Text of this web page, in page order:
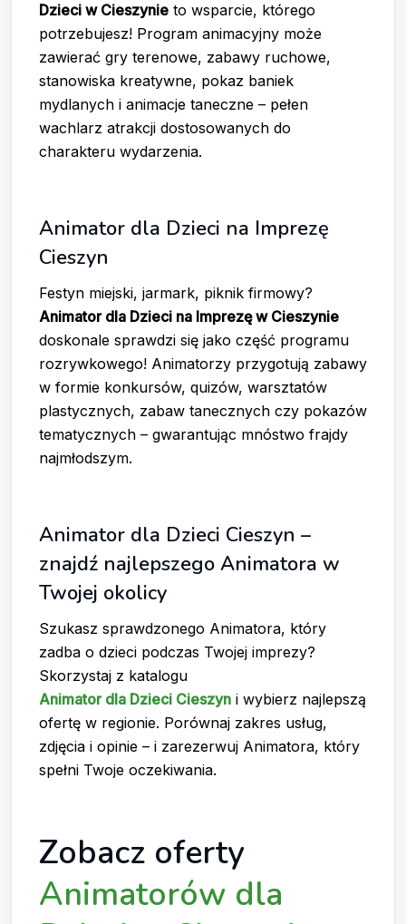
Dzieci w Cieszynie to wsparcie, którego
potrzebujesz! Program animacyjny może
zawierać gry terenowe, zabawy ruchowe,
stanowiska kreatywne, pokaz baniek
mydlanych i animacje taneczne – pełen
wachlarz atrakcji dostosowanych do
charakteru wydarzenia.
Animator dla Dzieci na Imprezę
Cieszyn
Festyn miejski, jarmark, piknik firmowy?
Animator dla Dzieci na Imprezę w Cieszynie
doskonale sprawdzi się jako część programu
rozrywkowego! Animatorzy przygotują zabawy
w formie konkursów, quizów, warsztatów
plastycznych, zabaw tanecznych czy pokazów
tematycznych – gwarantując mnóstwo frajdy
najmłodszym.
Animator dla Dzieci Cieszyn –
znajdź najlepszego Animatora w
Twojej okolicy
Szukasz sprawdzonego Animatora, który
zadba o dzieci podczas Twojej imprezy?
Skorzystaj z katalogu
Animator dla Dzieci Cieszyn i wybierz najlepszą
ofertę w regionie. Porównaj zakres usług,
zdjęcia i opinie – i zarezerwuj Animatora, który
spełni Twoje oczekiwania.
Zobacz oferty
Animatorów dla